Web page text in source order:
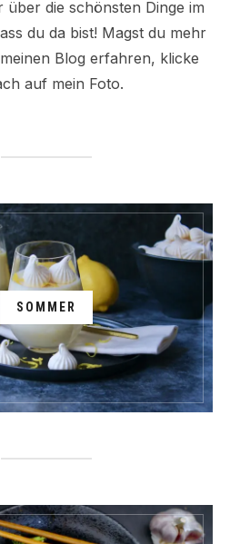
über die schönsten Dinge im
du da bist! Magst du mehr
Blog erfahren, klicke
auf mein Foto.
SOMMER